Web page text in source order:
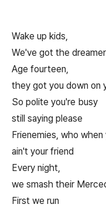
Wake up kids,
We've got the
Age fourteen,
they got you down on
So polite you're busy
still saying please
Frienemies, who when
ain't your friend
Every night,
we smash their
First we run